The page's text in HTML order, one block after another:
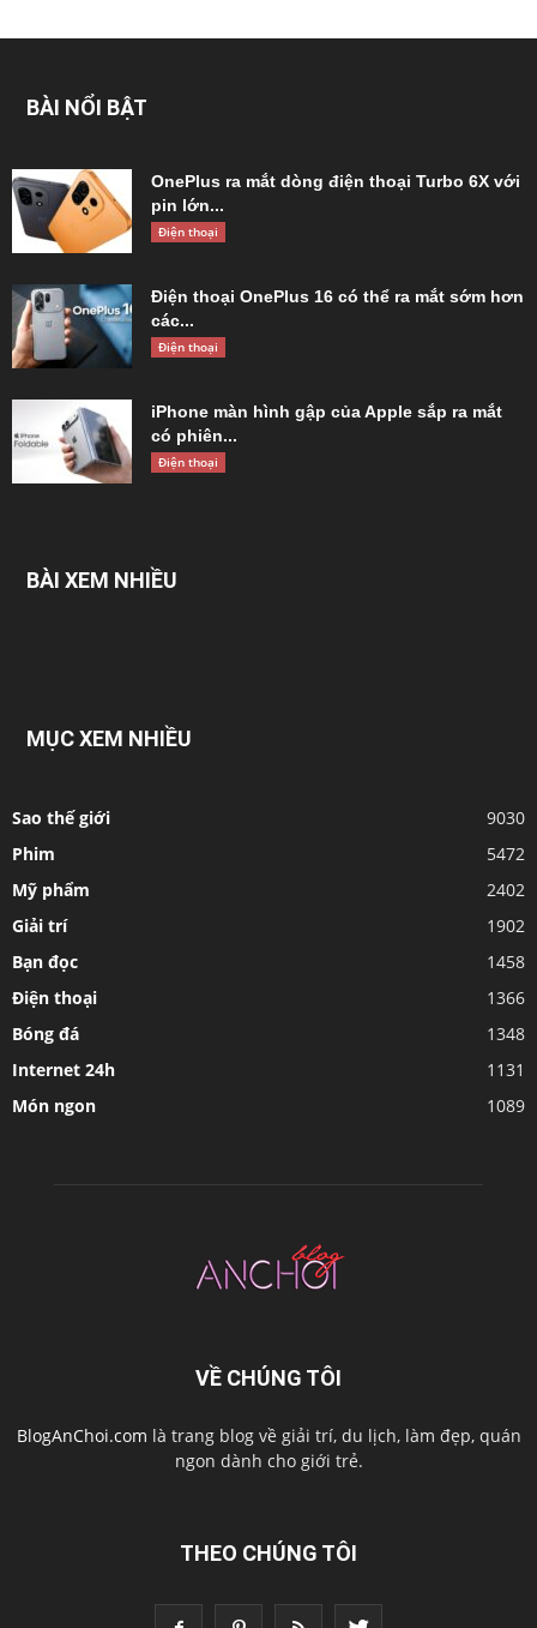
BÀI NỔI BẬT
OnePlus ra mắt dòng điện thoại Turbo 6X với
pin lớn...
Điện thoại
Điện thoại OnePlus 16 có thể ra mắt sớm hơn
các...
Điện thoại
iPhone màn hình gập của Apple sắp ra mắt
có phiên...
Điện thoại
BÀI XEM NHIỀU
MỤC XEM NHIỀU
Sao thế giới
9030
Phim
5472
Mỹ phẩm
2402
Giải trí
1902
Bạn đọc
1458
Điện thoại
1366
Bóng đá
1348
Internet 24h
1131
Món ngon
1089
VỀ CHÚNG TÔI
BlogAnChoi.com là trang blog về giải trí, du lịch, làm đẹp, quán
ngon dành cho giới trẻ.
THEO CHÚNG TÔI